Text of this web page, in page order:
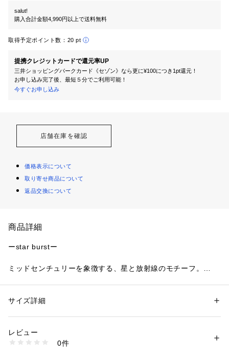
salut!
購入合計金額4,990円以上で送料無料
取得予定ポイント数： 20 pt
提携クレジットカードで還元率UP
三井ショッピングパークカード《セゾン》なら更に¥100につき1pt還元！
お申し込み完了後、最短５分でご利用可能！
今すぐお申し込み
店舗在庫を確認
価格表示について
取り寄せ商品について
返品交換について
商品詳細
ーstar burstー
ミッドセンチュリーを象徴する、星と放射線のモチーフ。
リーズです。
隠し収納ボックス。
● 扉のフレームはA4サイズに対応しているので、お好きな写真
性別：レディース
素材：本体：天然木（杉）、ガラス、鉄、紙
生産国：中国
1420200020213
サイズ詳細
レビュー
0件